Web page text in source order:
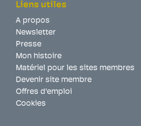
Liens utiles
A propos
Newsletter
Presse
Mon histoire
Matériel pour les sites membres
Devenir site membre
Offres d'emploi
Cookies